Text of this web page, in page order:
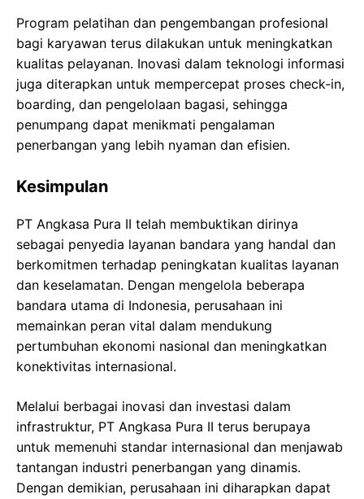
Program pelatihan dan pengembangan profesional
bagi karyawan terus dilakukan untuk meningkatkan
kualitas pelayanan. Inovasi dalam teknologi informasi
juga diterapkan untuk mempercepat proses check-in,
boarding, dan pengelolaan bagasi, sehingga
penumpang dapat menikmati pengalaman
penerbangan yang lebih nyaman dan efisien.
Kesimpulan
PT Angkasa Pura II telah membuktikan dirinya
sebagai penyedia layanan bandara yang handal dan
berkomitmen terhadap peningkatan kualitas layanan
dan keselamatan. Dengan mengelola beberapa
bandara utama di Indonesia, perusahaan ini
memainkan peran vital dalam mendukung
pertumbuhan ekonomi nasional dan meningkatkan
konektivitas internasional.
Melalui berbagai inovasi dan investasi dalam
infrastruktur, PT Angkasa Pura II terus berupaya
untuk memenuhi standar internasional dan menjawab
tantangan industri penerbangan yang dinamis.
Dengan demikian, perusahaan ini diharapkan dapat